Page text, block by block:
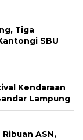
Tiga
SBU
Kendaraan
Lampung
ASN,